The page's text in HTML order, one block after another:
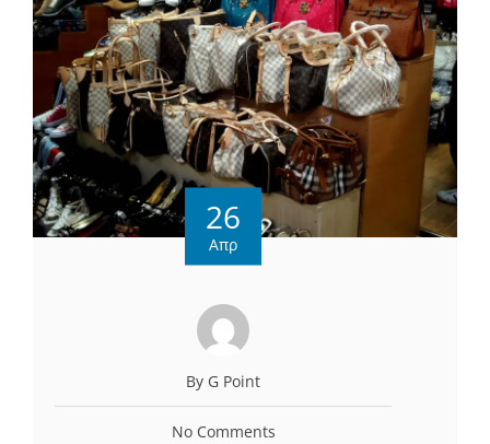
26
Απρ
By G Point
No Comments